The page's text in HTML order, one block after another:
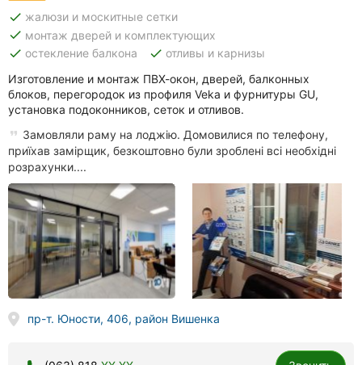
done жалюзи и москитные сетки
done монтаж дверей и комплектующих
done остекление балкона done отливы и карнизы
Изготовление и монтаж ПВХ-окон, дверей, балконных
блоков, перегородок из профиля Veka и фурнитуры GU,
установка подоконников, сеток и отливов.
Замовляли раму на лоджію. Домовилися по телефону,
приїхав замірщик, безкоштовно були зроблені всі необхідні
розрахунки....
пр-т. Юности, 406, район Вишенка